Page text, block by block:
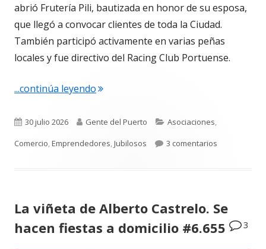
abrió Frutería Pili, bautizada en honor de su esposa,
que llegó a convocar clientes de toda la Ciudad.
También participó activamente en varias peñas
locales y fue directivo del Racing Club Portuense.
...continúa leyendo"Sebastián Gómez Sánchez, ‘Tani’.
Publicado
el
30 julio 2026 Autor
Gente del Puerto Categorías
Asociaciones,
Comercio,Emprendedores,Jubilosos 3 comentarios
La viñeta de Alberto Castrelo. Se
hacen fiestas a domicilio #6.655
3